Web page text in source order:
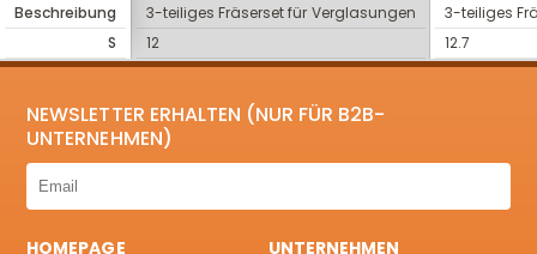
Beschreibung
S
3-teiliges Fräserset für Verglasungen
12
3-teiliges
12.7
NEWSLETTER ERHALTEN (NUR FÜR B2B-
UNTERNEHMEN)
HOMEPAGE UNTERNEHMEN